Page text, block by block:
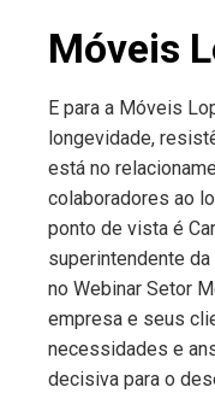
Móveis
E para a Móveis
longevidade,
está no
colaboradores ao
ponto de vista é
superintendente
no Webinar Setor
empresa e seus
necessidades e
decisiva para o